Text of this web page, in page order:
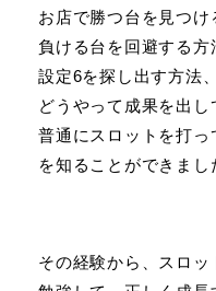
お店で勝つ台を見つけ
負ける台を回避する方
設定6を探し出す方法、
どうやって成果を出し
普通にスロットを打っ
を知ることができまし
その経験から、スロッ